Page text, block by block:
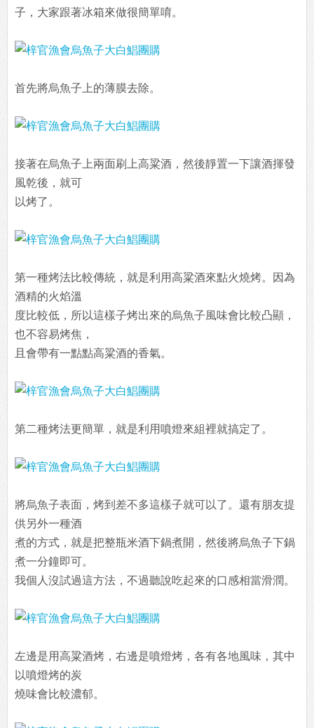
子，大家跟著冰箱來做很簡單唷。
首先將烏魚子上的薄膜去除。
接著在烏魚子上兩面刷上高粱酒，然後靜置一下讓酒揮發
風乾後，就可
以烤了。
第一種烤法比較傳統，就是利用高粱酒來點火燒烤。因為
酒精的火焰溫
度比較低，所以這樣子烤出來的烏魚子風味會比較凸顯，
也不容易烤焦，
且會帶有一點點高粱酒的香氣。
第二種烤法更簡單，就是利用噴燈來組裡就搞定了。
將烏魚子表面，烤到差不多這樣子就可以了。還有朋友提
供另外一種酒
煮的方式，就是把整瓶米酒下鍋煮開，然後將烏魚子下鍋
煮一分鐘即可。
我個人沒試過這方法，不過聽說吃起來的口感相當滑潤。
左邊是用高粱酒烤，右邊是噴燈烤，各有各地風味，其中
以噴燈烤的炭
燒味會比較濃郁。